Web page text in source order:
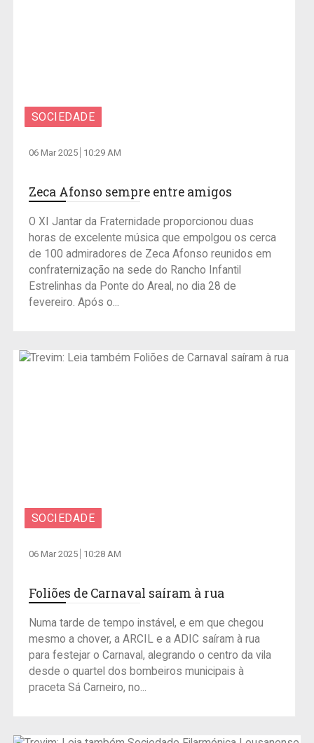
SOCIEDADE
06 Mar 2025 10:29 AM
Zeca Afonso sempre entre amigos
O XI Jantar da Fraternidade proporcionou duas
horas de excelente música que empolgou os cerca
de 100 admiradores de Zeca Afonso reunidos em
confraternização na sede do Rancho Infantil
Estrelinhas da Ponte do Areal, no dia 28 de
fevereiro. Após o...
SOCIEDADE
06 Mar 2025 10:28 AM
Foliões de Carnaval saíram à rua
Numa tarde de tempo instável, e em que chegou
mesmo a chover, a ARCIL e a ADIC saíram à rua
para festejar o Carnaval, alegrando o centro da vila
desde o quartel dos bombeiros municipais à
praceta Sá Carneiro, no...